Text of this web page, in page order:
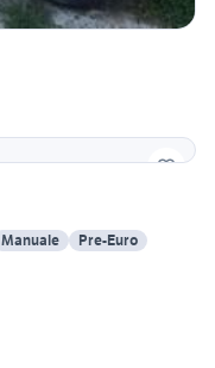
Manuale Pre-Euro